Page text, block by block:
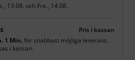
13.08. och Fre., 14.08..
Pris i kassan
1 Min.för snabbast möjliga leverans.
i kassan.